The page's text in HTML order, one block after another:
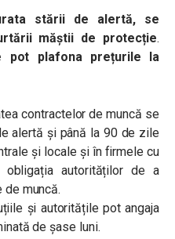
stării de alertă, se
măștii de protecție.
pot plafona prețurile la
contractelor de muncă se
alertă și până la 90 de zile
și locale și în firmele cu
autorităților de a
muncă.
și autoritățile pot angaja
de șase luni.